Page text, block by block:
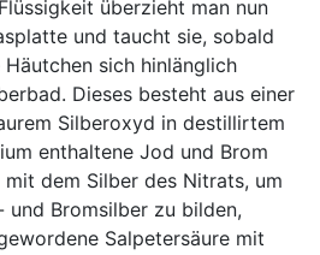
überzieht man nun
und taucht sie, sobald
sich hinlänglich
Dieses besteht aus einer
Silberoxyd in destillirtem
enthaltene Jod und Brom
dem Silber des Nitrats, um
Bromsilber zu bilden,
Salpetersäure mit